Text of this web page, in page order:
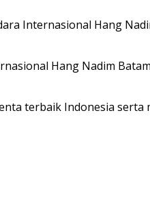
Internasional Hang
Hang Nadim
terbaik Indonesia serta